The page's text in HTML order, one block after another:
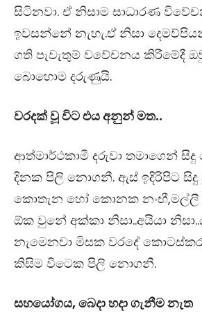
සිටිනවා. ඒ නිසාම සාධාරණ
ඉවසන්නේ නැහැ.ඒ නිසා
ගති පැවැතුම් වවේචනය කිරීමේදී
බොහොම දරුණුයි.
වරදක් වූ විට එය අනුන් මත..
ආත්මාර්ථකාමී දරුවා තමාගෙන්
දිනක පිලි නොගනී. ඇස් ඉදිරිපිට සිදු
කොතැන හෝ කොනක
ඕක වුනේ අක්කා නිසා..අයියා
නැමෙනවා මිසක වරදේ
කිසිම විටෙක පිලි නොගනී.
සහයෝගය, බෙදා හදා ගැනීම නැත